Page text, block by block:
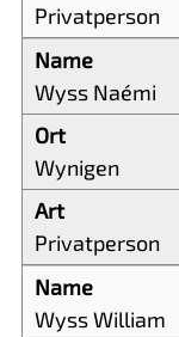
Privatperson
Wyss Naémi
Wynigen
Privatperson
Wyss William